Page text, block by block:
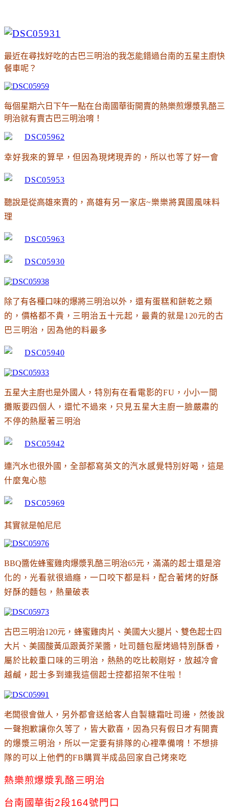
最近在尋找好吃的古巴三明治的我怎能錯過台南的五星主廚快
餐車呢 ？
每個星期六日下午一點在台南國華街開賣的熱樂煎爆漿乳酪三
明治就有賣古巴三明治唷 ！
幸好我來的算早 ，但因為現烤現弄的 ，所以也等了好一會
聽說是從高雄來賣的 ，高雄有另一家店~樂樂將異國風味料
理
除了有各種口味的爆將三明治以外 ，還有蛋糕和餅乾之類
的 ，價格都不貴 ，三明治五十元起 ，最貴的就是120元的古
巴三明治 ，因為他的料最多
五星大主廚也是外國人 ，特別有在看電影的FU ，小小一間
攤販要四個人 ，還忙不過來 ，只見五星大主廚一臉嚴肅的
不停的熱壓著三明治
連汽水也很外國 ，全部都寫英文的汽水感覺特別好喝 ，這是
什麼鬼心態
其實就是帕尼尼
BBQ醬佐蜂蜜雞肉爆漿乳酪三明治65元 ，滿滿的起士還是溶
化的 ，光看就很過癮 ，一口咬下都是料 ，配合著烤的好酥
好酥的麵包 ，熱量破表
古巴三明治120元 ， 蜂蜜雞肉片 、 美國大火腿片 、雙色起士四
大片 、 美國酸黃瓜跟黃芥茉醬，吐司麵包壓烤過特別酥香 ，
屬於比較重口味的三明治 ，熱熱的吃比較剛好 ，放越冷會
越鹹 ，起士多到連我這個起士控都招架不住啦 ！
老闆很會做人 ，另外都會送給客人自製糖霜吐司邊 ，然後說
一聲抱歉讓你久等了 ，皆大歡喜 ，因為只有假日才有開賣
的爆漿三明治 ，所以一定要有排隊的心裡準備唷 ！不想排
隊的可以上他們的FB購買半成品回家自己烤來吃
熱樂煎爆漿乳酪三明治
台南國華街2段164號門口